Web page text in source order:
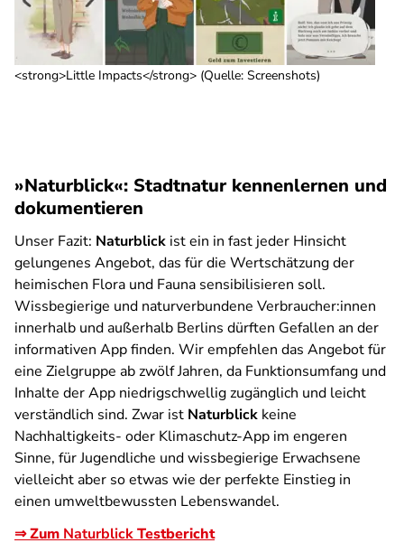
<strong>Little Impacts</strong> (Quelle: Screenshots)
»Naturblick«: Stadtnatur kennenlernen und
dokumentieren
Unser Fazit: Naturblick ist ein in fast jeder Hinsicht
gelungenes Angebot, das für die Wertschätzung der
heimischen Flora und Fauna sensibilisieren soll.
Wissbegierige und naturverbundene Verbraucher:innen
innerhalb und außerhalb Berlins dürften Gefallen an der
informativen App finden. Wir empfehlen das Angebot für
eine Zielgruppe ab zwölf Jahren, da Funktionsumfang und
Inhalte der App niedrigschwellig zugänglich und leicht
verständlich sind. Zwar ist Naturblick keine
Nachhaltigkeits- oder Klimaschutz-App im engeren
Sinne, für Jugendliche und wissbegierige Erwachsene
vielleicht aber so etwas wie der perfekte Einstieg in
einen umweltbewussten Lebenswandel.
⇒ Zum NaturblickTestbericht